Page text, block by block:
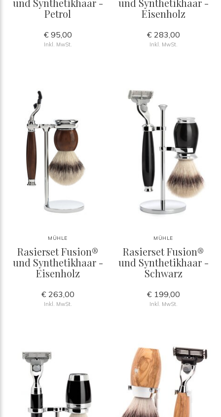
Petrol
€ 95,00
Inkl. MwSt.
Eisenholz
€ 283,00
Inkl. MwSt.
MÜHLE
Rasierset Fusion®
und Synthetikhaar -
Eisenholz
€ 263,00
Inkl. MwSt.
MÜHLE
Rasierset Fusion®
und Synthetikhaar -
Schwarz
€ 199,00
Inkl. MwSt.